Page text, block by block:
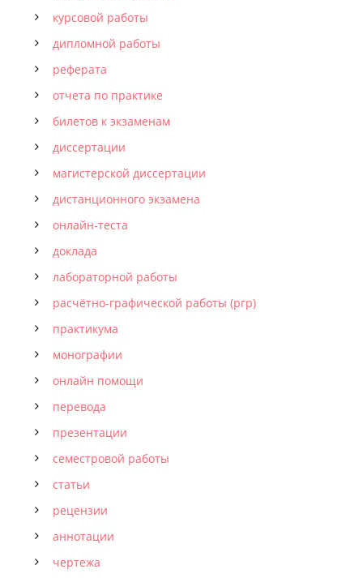
курсовой работы
дипломной работы
реферата
отчета по практике
билетов к экзаменам
диссертации
магистерской диссертации
дистанционного экзамена
онлайн-теста
доклада
лабораторной работы
расчётно-графической работы (ргр)
практикума
монографии
онлайн помощи
перевода
презентации
семестровой работы
статьи
рецензии
аннотации
чертежа